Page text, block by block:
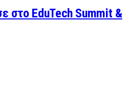
στο EduTech Summit &